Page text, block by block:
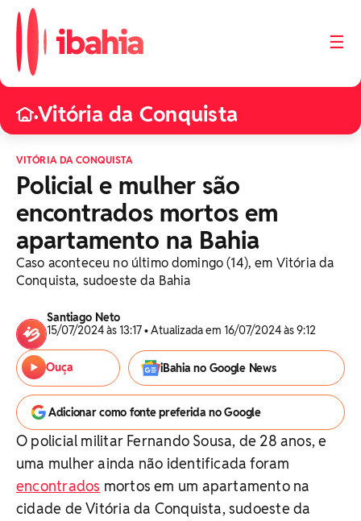
☰
•Vitória da Conquista
VITÓRIA DA CONQUISTA
Policial e mulher são
encontrados mortos em
apartamento na Bahia
Caso aconteceu no último domingo (14), em Vitória da
Conquista, sudoeste da Bahia
Santiago Neto
15/07/2024 às 13:17 • Atualizada em 16/07/2024 às 9:12
Ouça iBahia no Google News
Adicionar como fonte preferida no Google
O policial militar Fernando Sousa, de 28 anos, e
uma mulher ainda não identificada foram
encontrados mortos em um apartamento na
cidade de Vitória da Conquista, sudoeste da